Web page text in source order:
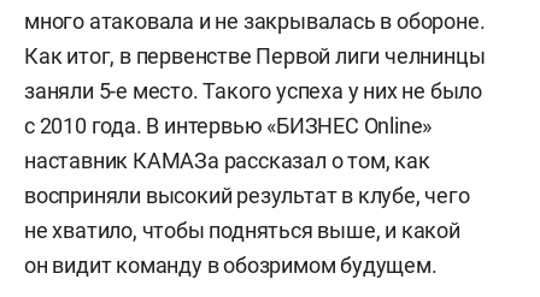
много атаковала и не закрывалась в обороне.
Как итог, в первенстве Первой лиги челнинцы
заняли 5-е место. Такого успеха у них не было
с 2010 года. В интервью «БИЗНЕС Online»
наставник КАМАЗа рассказал о том, как
восприняли высокий результат в клубе, чего
не хватило, чтобы подняться выше, и какой
он видит команду в обозримом будущем.